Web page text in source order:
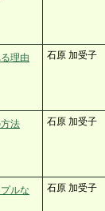
理由 石原 加受子
法 石原 加受子
ルな
石原 加受子